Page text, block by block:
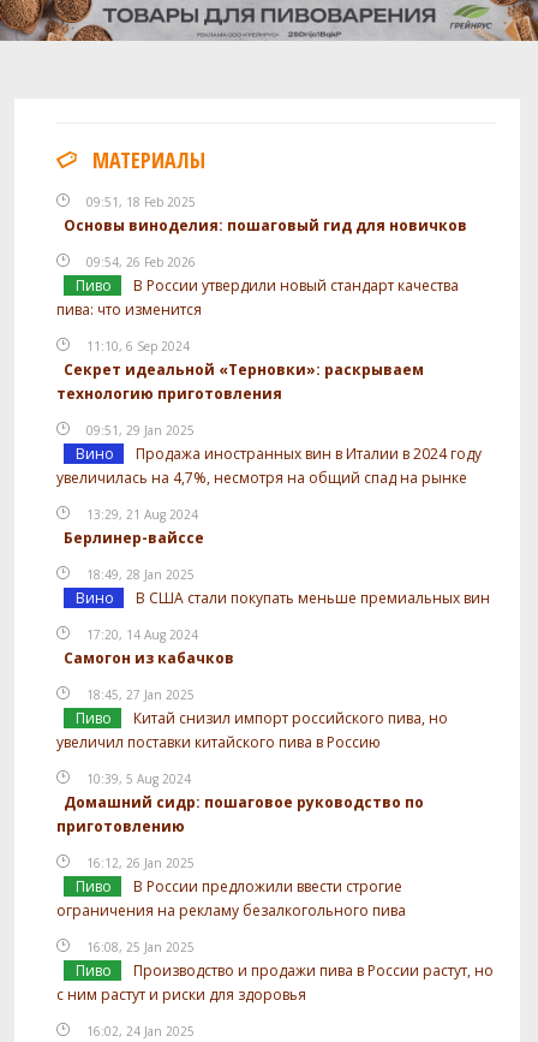
Хмель
Вик Секрет (Vic Secret)
30 г
Геркулес (Herkules)
The Yeast Bay - Vermont Ale 1 шт
Посмотреть рецепт полностью
МАТЕРИАЛЫ
09:51, 18 Feb 2025
Основы виноделия: пошаговый гид для новичков
09:54, 26 Feb 2026
Пиво
В России утвердили новый стандарт качества
пива: что изменится
11:10, 6 Sep 2024
Секрет идеальной «Терновки»: раскрываем
технологию приготовления
09:51, 29 Jan 2025
Вино
Продажа иностранных вин в Италии в 2024 году
увеличилась на 4,7%, несмотря на общий спад на рынке
13:29, 21 Aug 2024
Берлинер-вайссе
18:49, 28 Jan 2025
Вино В США стали покупать меньше премиальных вин
17:20, 14 Aug 2024
Самогон из кабачков
18:45, 27 Jan 2025
Пиво
Китай снизил импорт российского пива, но
увеличил поставки китайского пива в Россию
10:39, 5 Aug 2024
Домашний сидр: пошаговое руководство по
приготовлению
16:12, 26 Jan 2025
Пиво
В России предложили ввести строгие
ограничения на рекламу безалкогольного пива
16:08, 25 Jan 2025
Пиво
Производство и продажи пива в России растут, но
с ним растут и риски для здоровья
16:02, 24 Jan 2025